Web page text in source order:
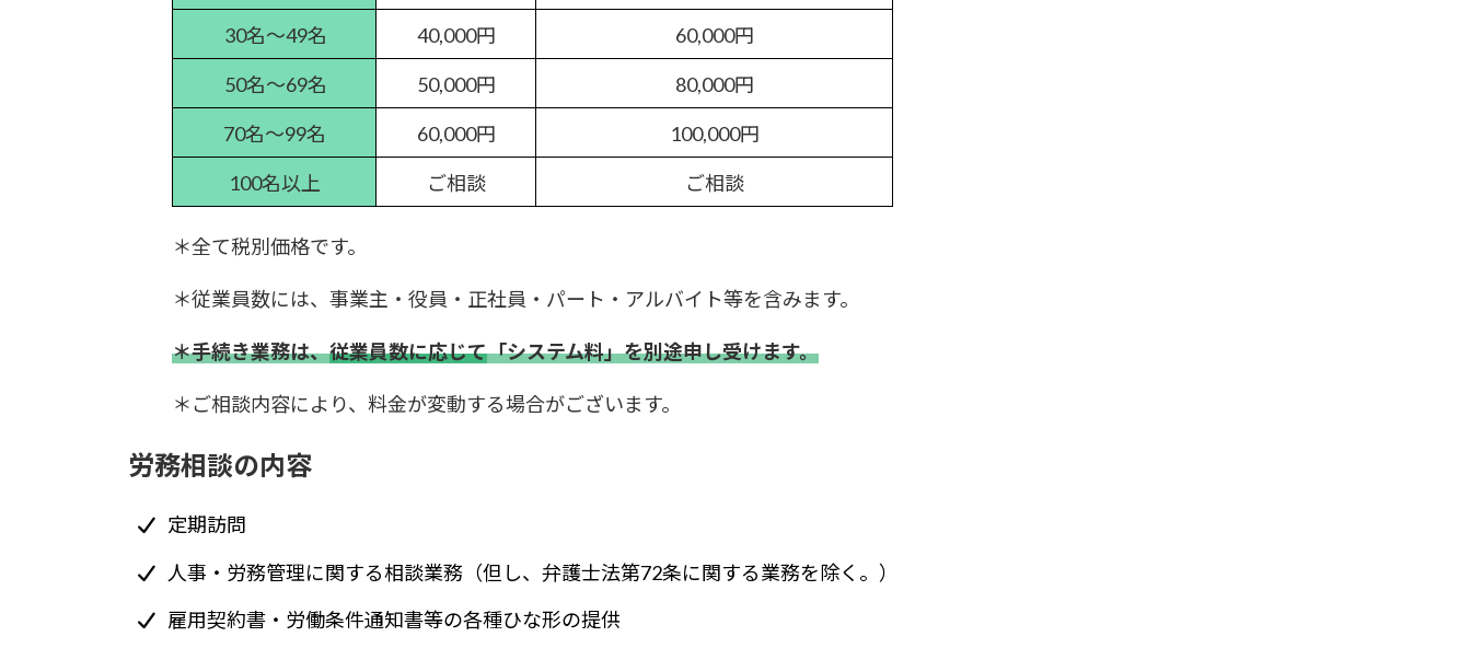
30名～49名 40,000円 60,000円
50名～69名 50,000円 80,000円
70名～99名 60,000円 100,000円
100名以上 ご相談 ご相談
＊全て税別価格です。
＊従業員数には、事業主・役員・正社員・パート・アルバイト等を含みます。
＊手続き業務は、従業員数に応じて「システム料」を別途申し受けます。
＊ご相談内容により、料金が変動する場合がございます。
労務相談の内容
定期訪問
人事・労務管理に関する相談業務（但し、弁護士法第72条に関する業務を除く。）
雇用契約書・労働条件通知書等の各種ひな形の提供